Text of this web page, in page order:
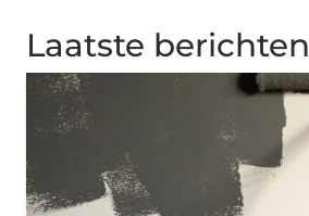
Laatste berichten